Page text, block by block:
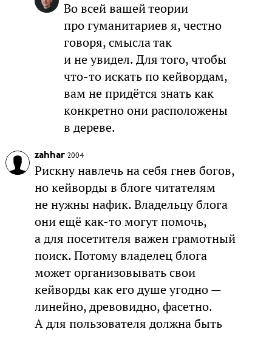
Во всей вашей теории
про гуманитариев я, честно
говоря, смысла так
и не увидел. Для того, чтобы
что-то искать по кейвордам,
вам не придётся знать как
конкретно они расположены
в дереве.
zahhar 2004
Рискну навлечь на себя гнев богов,
но кейворды в блоге читателям
не нужны нафик. Владельцу блога
они ещё как-то могут помочь,
а для посетителя важен грамотный
поиск. Потому владелец блога
может организовывать свои
кейворды как его душе угодно —
линейно, древовидно, фасетно.
А для пользователя должна быть